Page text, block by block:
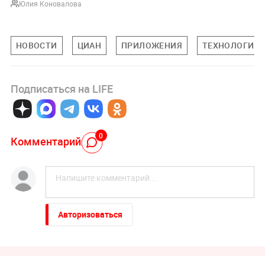
Юлия Коновалова
НОВОСТИ ЦИАН ПРИЛОЖЕНИЯ ТЕХНОЛОГИИ
Подписаться на LIFE
Комментарий 0
Авторизоваться